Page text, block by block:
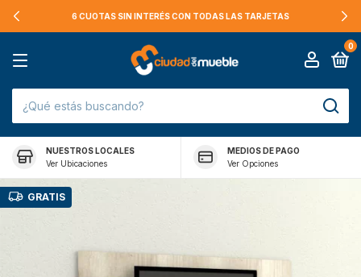
6 CUOTAS SIN INTERÉS CON TODAS LAS TARJETAS
0
NUESTROS LOCALES
Ver Ubicaciones
MEDIOS DE PAGO
Ver Opciones
GRATIS